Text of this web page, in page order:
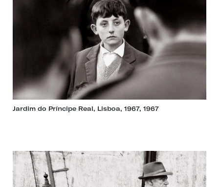
Jardim do Príncipe Real, Lisboa, 1967, 1967